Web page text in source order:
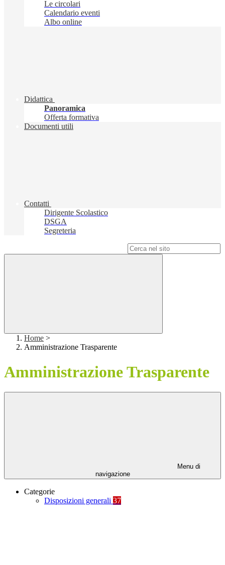
Le circolari
Calendario eventi
Albo online
Didattica
Panoramica
Offerta formativa
Documenti utili
Contatti
Dirigente Scolastico
DSGA
Segreteria
Home >
Amministrazione Trasparente
Amministrazione Trasparente
Menu di
navigazione
Categorie
Disposizioni generali 37